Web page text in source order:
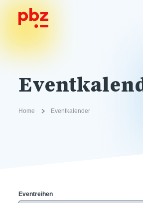
Home Eventkalender
Eventreihen